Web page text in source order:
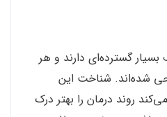
گسترده‌ای دارند و هر
شده‌اند. شناخت این
روند درمان را بهتر درک